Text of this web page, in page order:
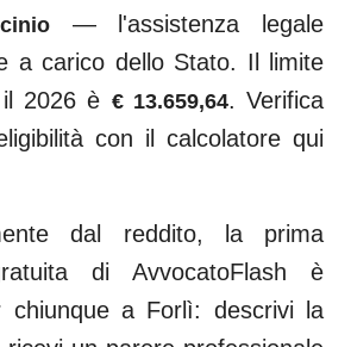
— l'assistenza legale
a carico dello Stato. Il limite
2026 è € 13.659,64. Verifica
con il calcolatore qui
dal reddito, la prima
di AvvocatoFlash è
chiunque a Forlì: descrivi la